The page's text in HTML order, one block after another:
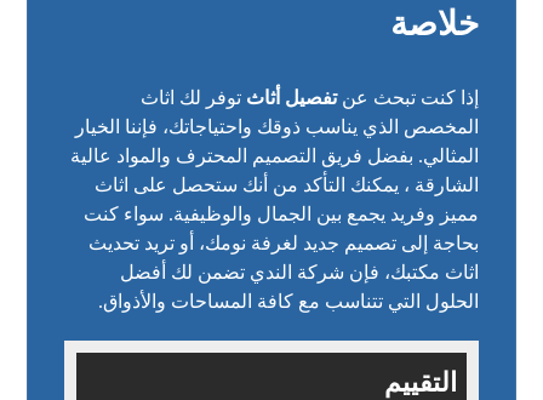
خلاصة
إذا كنت تبحث عنتفصيل أثاث توفر لك اثاث
المخصص الذي يناسب ذوقك واحتياجاتك، فإننا الخيار
المثالي. بفضل فريق التصميم المحترف والمواد عالية
الشارقة ، يمكنك التأكد من أنك ستحصل على اثاث
مميز وفريد يجمع بين الجمال والوظيفية. سواء كنت
بحاجة إلى تصميم جديد لغرفة نومك، أو تريد تحديث
اثاث مكتبك، فإن شركة الندي تضمن لك أفضل
الحلول التي تتناسب مع كافة المساحات والأذواق.
التقييم